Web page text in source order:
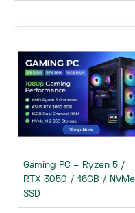
Gaming PC – Ryzen 5 /
RTX 3050 / 16GB / NVMe
SSD